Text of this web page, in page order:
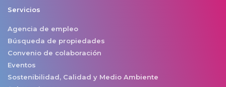
Servicios
Agencia de empleo
Búsqueda de propiedades
Convenio de colaboración
Eventos
Sostenibilidad, Calidad y Medio Ambiente